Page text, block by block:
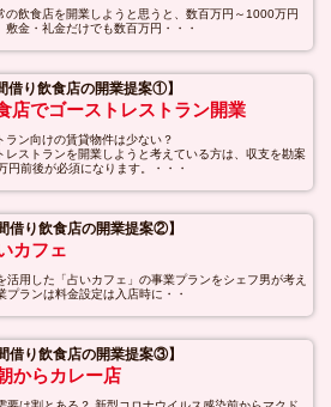
の飲食店を開業しようと思うと、数百万円～1000万円
敷金・礼金だけでも数百万円・・・
借り飲食店の開業提案①】
店でゴーストレストラン開業
ラン向けの賃貸物件は少ない？
レストランを開業しようと考えている方は、収支を勘案
円前後が必須になります。・・・
借り飲食店の開業提案②】
カフェ
活用した「占いカフェ」の事業プランをシェフ男が考え
プランは料金設定は入店時に・・
間借り飲食店の開業提案③】
からカレー店